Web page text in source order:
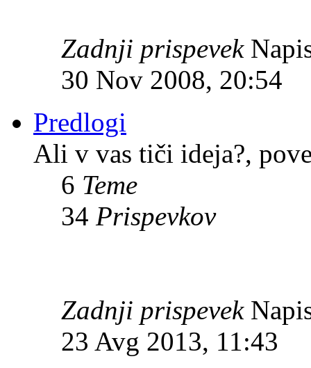
Zadnji prispevek
30 Nov 2008, 20:54
Predlogi
Ali v vas tiči ideja?,
6 Teme
34 Prispevkov
Zadnji prispevek
23 Avg 2013, 11:43